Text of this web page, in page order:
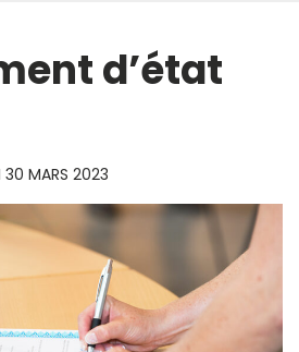
d’état
30 MARS 2023